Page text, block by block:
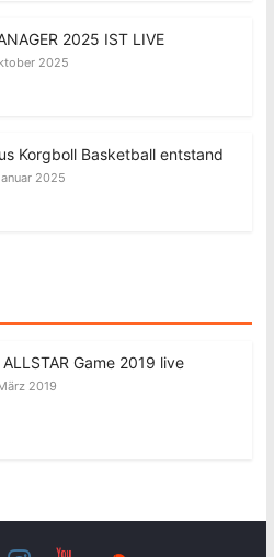
2025 IST LIVE
2025
Korgboll Basketball entstand
2025
ALLSTAR Game 2019 live
2019